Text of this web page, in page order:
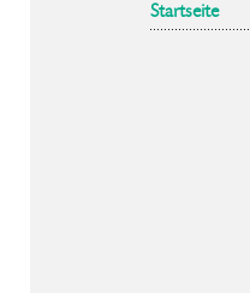
Startseite